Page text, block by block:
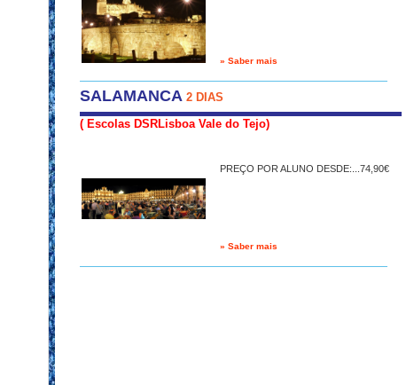
» Saber mais
SALAMANCA 2 DIAS
( Escolas DSRLisboa Vale do Tejo)
PREÇO POR ALUNO DESDE:...74,90€
» Saber mais